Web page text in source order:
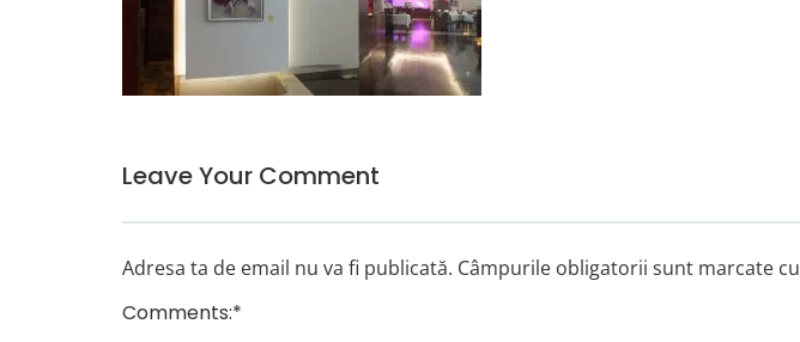
Leave Your Comment
Adresa ta de email nu va fi publicată. Câmpurile obligatorii sunt marcate cu
Comments:*